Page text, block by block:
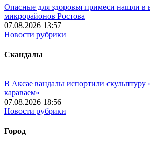
Опасные для здоровья примеси нашли в
микрорайонов Ростова
07.08.2026 13:57
Новости рубрики
Скандалы
В Аксае вандалы испортили
караваем»
07.08.2026 18:56
Новости рубрики
Город